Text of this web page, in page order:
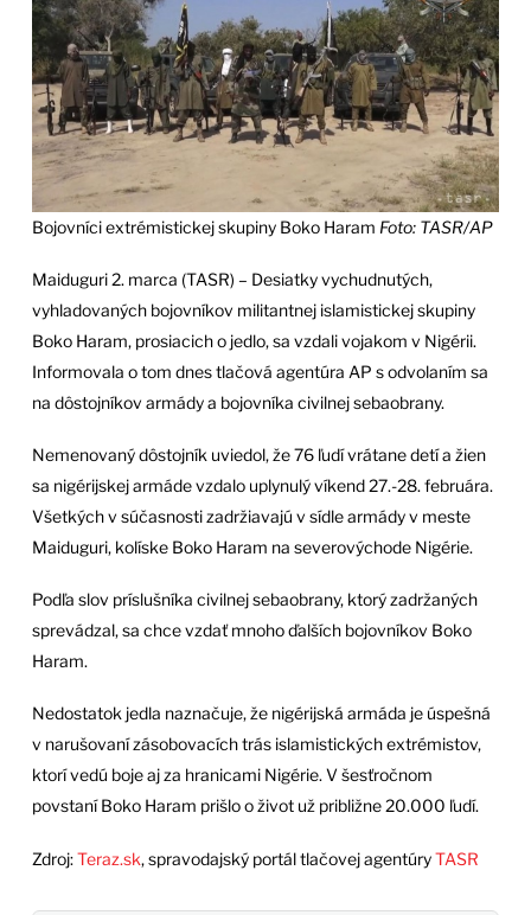
Bojovníci extrémistickej skupiny Boko Haram Foto: TASR/AP
Maiduguri 2. marca (TASR) – Desiatky vychudnutých,
vyhladovaných bojovníkov militantnej islamistickej skupiny
Boko Haram, prosiacich o jedlo, sa vzdali vojakom v Nigérii.
Informovala o tom dnes tlačová agentúra AP s odvolaním sa
na dôstojníkov armády a bojovníka civilnej sebaobrany.
Nemenovaný dôstojník uviedol, že 76 ľudí vrátane detí a žien
sa nigérijskej armáde vzdalo uplynulý víkend 27.-28. februára.
Všetkých v súčasnosti zadržiavajú v sídle armády v meste
Maiduguri, kolíske Boko Haram na severovýchode Nigérie.
Podľa slov príslušníka civilnej sebaobrany, ktorý zadržaných
sprevádzal, sa chce vzdať mnoho ďalších bojovníkov Boko
Haram.
Nedostatok jedla naznačuje, že nigérijská armáda je úspešná
v narušovaní zásobovacích trás islamistických extrémistov,
ktorí vedú boje aj za hranicami Nigérie. V šesťročnom
povstaní Boko Haram prišlo o život už približne 20.000 ľudí.
Zdroj:Teraz.sk, spravodajský portál tlačovej agentúryTASR